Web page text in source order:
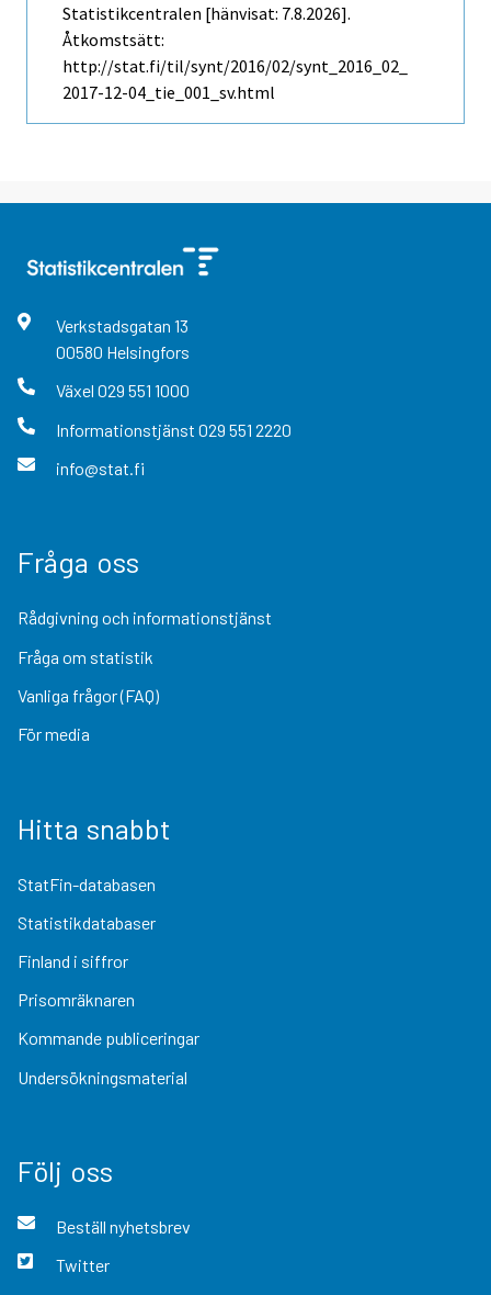
Statistikcentralen [hänvisat: 7.8.2026].
Åtkomstsätt:
http://stat.fi/til/synt/2016/02/synt_2016_02_
2017-12-04_tie_001_sv.html
Verkstadsgatan 13
00580 Helsingfors
Växel 029 551 1000
Informationstjänst 029 551 2220
info@stat.fi
Fråga oss
Rådgivning och informationstjänst
Fråga om statistik
Vanliga frågor (FAQ)
För media
Hitta snabbt
StatFin-databasen
Statistikdatabaser
Finland i siffror
Prisomräknaren
Kommande publiceringar
Undersökningsmaterial
Följ oss
Beställ nyhetsbrev
Twitter